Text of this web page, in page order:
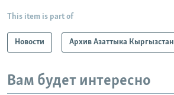
This item is part of
Новости Архив Азаттыка Кыргызстан
Вам будет интересно